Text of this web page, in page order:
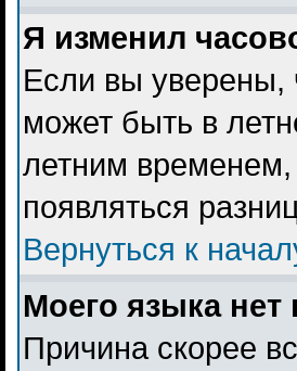
Я изменил
Если вы уверены,
может быть в
летним временем,
появляться
Вернуться к
Моего языка нет
Причина скорее